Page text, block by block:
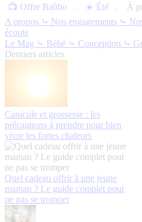
📺 Offre Baûbo
☀️ Été
À
A propos ⤷ Nos engagements ⤷
écoute
Le Mag ⤷ Bébé ⤷ Conception ⤷
Derniers articles
Canicule et grossesse : les
précautions à prendre pour bien
vivre les fortes chaleurs
Quel cadeau offrir à une jeune
maman ? Le guide complet pour
ne pas se tromper